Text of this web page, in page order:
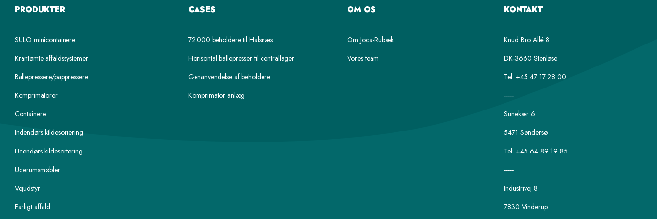
PRODUKTER
SULO minicontainere
Krantømte affaldssystemer
Ballepressere/pappressere
Komprimatorer
Containere
Indendørs kildesortering
Udendørs kildesortering
Uderumsmøbler
Vejudstyr
Farligt affald
CASES
72.000 beholdere til Halsnæs
Horisontal ballepresser til centrallager
Genanvendelse af beholdere
Komprimator anlæg
OM OS
Om Joca-Rubæk
Vores team
KONTAKT
Knud Bro Allé 8
DK-3660 Stenløse
Tel: +45 47 17 28 00
-----
Sunekær 6
5471 Søndersø
Tel: +45 64 89 19 85
-----
Industrivej 8
7830 Vinderup